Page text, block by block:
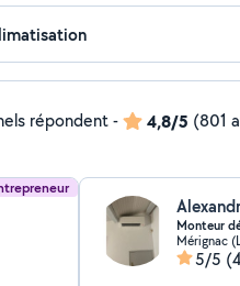
répondent- 4,8/5 (801
Monteur
Mérignac
5/5